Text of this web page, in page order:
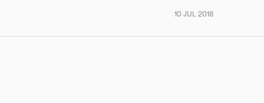
10 JUL 2018